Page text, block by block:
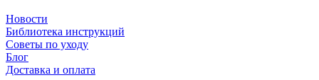
Новости
Библиотека инструкций
Советы по уходу
Блог
Доставка и оплата